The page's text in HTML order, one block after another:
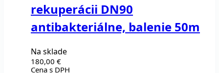
rekuperácii DN90
antibakteriálne, balenie 50m
Na sklade
180,00 €
Cena s DPH